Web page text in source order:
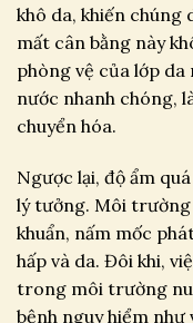
khô da, khiến
mất cân bằng này
phòng vệ của lớp
nước nhanh chóng,
chuyển hóa.
Ngược lại, độ ẩm
lý tưởng. Môi trường
khuẩn, nấm mốc
hấp và da. Đôi khi,
trong môi trường
bệnh nguy hiểm